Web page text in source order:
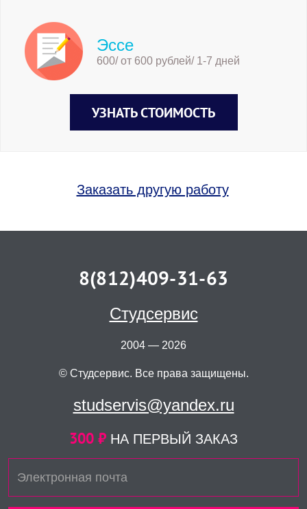
Эссе
600/ от 600 рублей/ 1-7 дней
УЗНАТЬ СТОИМОСТЬ
Заказать другую работу
8(812)409-31-63
Студсервис
2004 — 2026
© Студсервис. Все права защищены.
studservis@yandex.ru
300 ₽ НА ПЕРВЫЙ ЗАКАЗ